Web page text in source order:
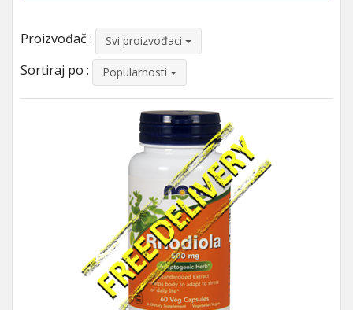
Proizvođač : Svi proizvođaci
Sortiraj po : Popularnosti